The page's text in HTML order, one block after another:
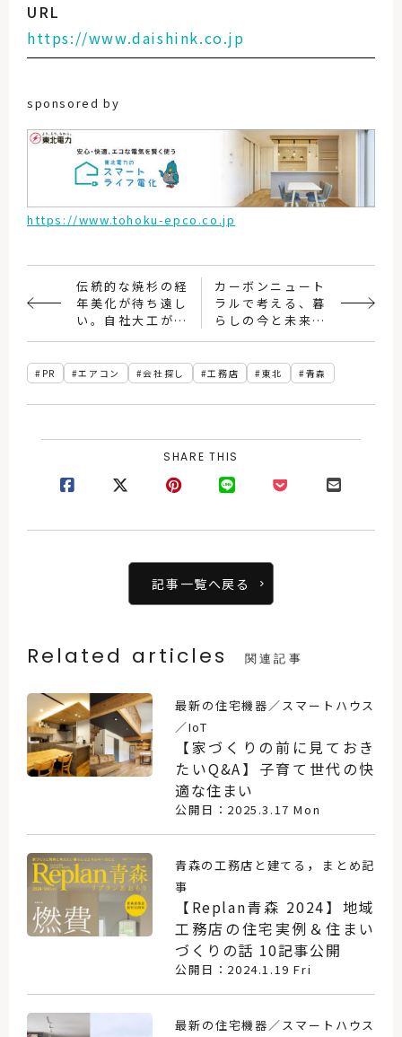
URL
https://www.daishink.co.jp
sponsored by
https://www.tohoku-epco.co.jp
伝統的な焼杉の経
年美化が待ち遠し
い。自社大工が仕
上げる木の住まい
カーボンニュート
ラルで考える、暮
らしの今と未来。
プロとユーザーが
イフ電化」
PR エアコン 会社探し 工務店 東北 青森
SHARE THIS
記事一覧へ戻る
Related articles 関連記事
最新の住宅機器／スマートハウス
／IoT
【家づくりの前に見ておき
たいQ&A】子育て世代の快
適な住まい
公開日：2025.3.17 Mon
青森の工務店と建てる ，
まとめ記
事
【Replan青森 2024】地域
工務店の住宅実例＆住まい
づくりの話 10記事公開
公開日：2024.1.19 Fri
最新の住宅機器／スマートハウス